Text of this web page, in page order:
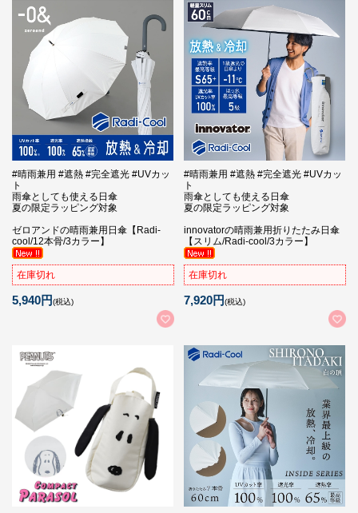
#晴雨兼用 #遮熱 #完全遮光 #UVカッ
ト
雨傘としても使える日傘
夏の限定ラッピング対象
ゼロアンドの晴雨兼用日傘【Radi-
cool/12本骨/3カラー】
在庫切れ
5,940円(税込)
#晴雨兼用 #遮熱 #完全遮光 #UVカッ
ト
雨傘としても使える日傘
夏の限定ラッピング対象
innovatorの晴雨兼用折りたたみ日傘
【スリム/Radi-cool/3カラー】
在庫切れ
7,920円(税込)